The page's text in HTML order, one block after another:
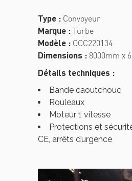
Type : Convoyeur
Marque : Turbe
Modèle : OCC220134
Dimensions : 8000mm x
Détails techniques :
Bande caoutchouc
Rouleaux
Moteur 1 vitesse
Protections et
CE, arrêts d’urgence